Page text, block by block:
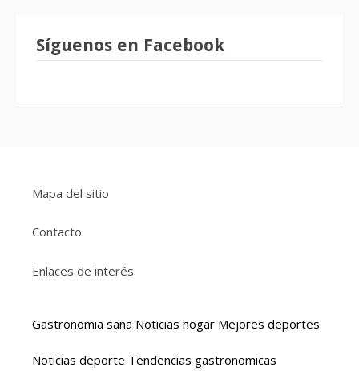
Síguenos en Facebook
Mapa del sitio
Contacto
Enlaces de interés
Gastronomia sana Noticias hogar Mejores deportes
Noticias deporte Tendencias gastronomicas